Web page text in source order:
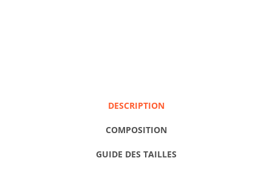
DESCRIPTION
COMPOSITION
GUIDE DES TAILLES